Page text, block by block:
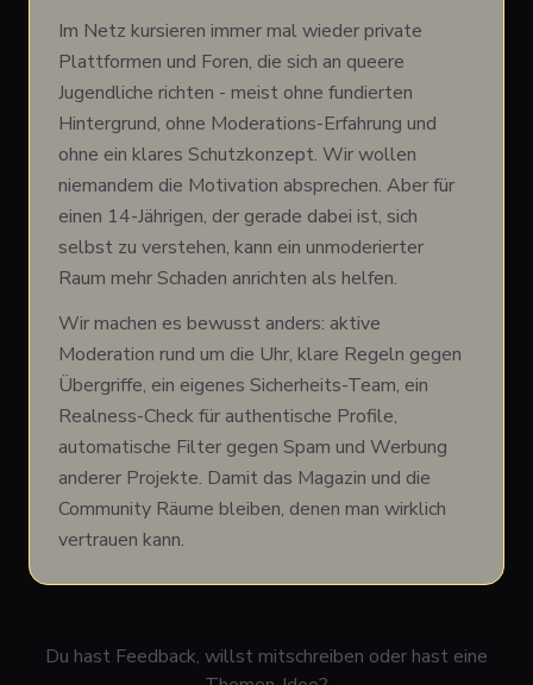
Im Netz kursieren immer mal wieder private
Plattformen und Foren, die sich an queere
Jugendliche richten - meist ohne fundierten
Hintergrund, ohne Moderations-Erfahrung und
ohne ein klares Schutzkonzept. Wir wollen
niemandem die Motivation absprechen. Aber für
einen 14-Jährigen, der gerade dabei ist, sich
selbst zu verstehen, kann ein unmoderierter
Raum mehr Schaden anrichten als helfen.
Wir machen es bewusst anders: aktive
Moderation rund um die Uhr, klare Regeln gegen
Übergriffe, ein eigenes Sicherheits-Team, ein
Realness-Check für authentische Profile,
automatische Filter gegen Spam und Werbung
anderer Projekte. Damit das Magazin und die
Community Räume bleiben, denen man wirklich
vertrauen kann.
Du hast Feedback, willst mitschreiben oder hast eine